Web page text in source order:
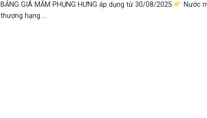
BẢNG GIÁ MẮM PHỤNG HƯNG áp dụng từ 30/08/2025
Nước
thượng hạng ...